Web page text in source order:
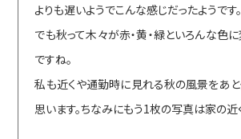
よりも遅いようでこんな感じだったようです。
でも秋って木々が赤・黄・緑といろんな色
ですね。
私も近くや通勤時に見れる秋の風景をあ
思います。ちなみにもう1枚の写真は家の近